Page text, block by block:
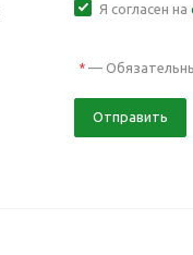
Я согласен на
* —
Отправить